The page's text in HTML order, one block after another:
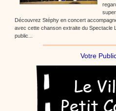
Découvrez Stéphy en concert
avec cette chanson extraite du Spectacle
public...
Votre